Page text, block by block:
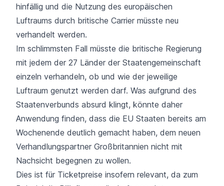
hinfällig und die Nutzung des europäischen
Luftraums durch britische Carrier müsste neu
verhandelt werden.
Im schlimmsten Fall müsste die britische Regierung
mit jedem der 27 Länder der Staatengemeinschaft
einzeln verhandeln, ob und wie der jeweilige
Luftraum genutzt werden darf. Was aufgrund des
Staatenverbunds absurd klingt, könnte daher
Anwendung finden, dass die EU Staaten bereits am
Wochenende deutlich gemacht haben, dem neuen
Verhandlungspartner Großbritannien nicht mit
Nachsicht begegnen zu wollen.
Dies ist für Ticketpreise insofern relevant, da zum